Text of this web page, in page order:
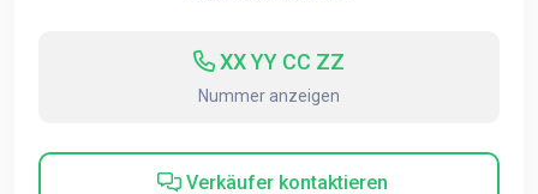
XX YY CC ZZ
Nummer anzeigen
Verkäufer kontaktieren